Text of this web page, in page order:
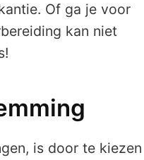
Of ga je voor
kan niet
is door te kiezen